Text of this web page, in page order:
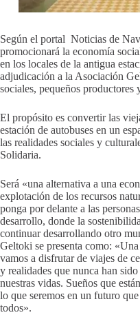
Según el portal Noticias de
promocionará la economía
en los locales de la antigua
adjudicación a la Asociación
sociales, pequeños productores
El propósito es convertir las
estación de autobuses en un
las realidades sociales y
Solidaria.
Será «una alternativa a una
explotación de los recursos
ponga por delante a las
desarrollo, donde la
continuar desarrollando otro
Geltoki se presenta como:
vamos a disfrutar de viajes de
y realidades que nunca han
nuestras vidas. Sueños que
lo que seremos en un futuro
todos».